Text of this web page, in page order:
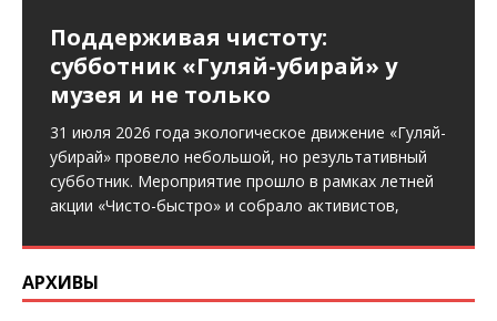
Поддерживая чистоту:
субботник «Гуляй-убирай» у
музея и не только
31 июля 2026 года экологическое движение «Гуляй-
убирай» провело небольшой, но результативный
субботник. Мероприятие прошло в рамках летней
акции «Чисто-быстро» и собрало активистов,
АРХИВЫ